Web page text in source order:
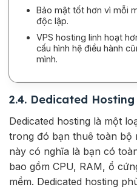
Bảo mật tốt hơn vì mỗi
độc lập.
VPS hosting linh hoạt
cấu hình hệ điều hành
mình.
2.4. Dedicated Hosting
Dedicated hosting là một
trong đó bạn thuê toàn bộ
này có nghĩa là bạn có
bao gồm CPU, RAM, ổ
mềm. Dedicated hosting